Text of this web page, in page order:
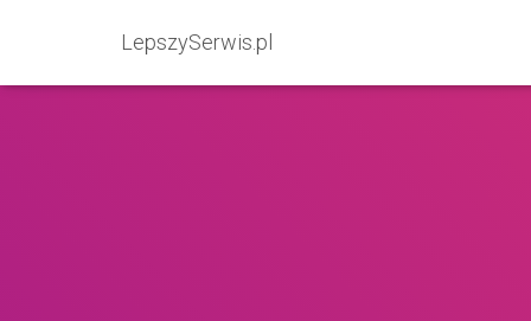
LepszySerwis.pl